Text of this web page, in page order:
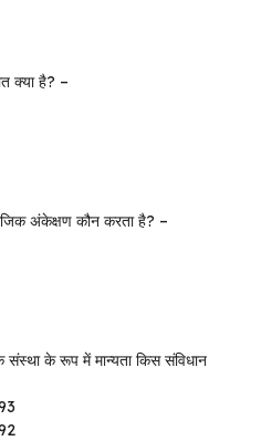
क्या है? –
अंकेक्षण कौन करता है? –
संस्था के रूप में मान्यता किस संविधान